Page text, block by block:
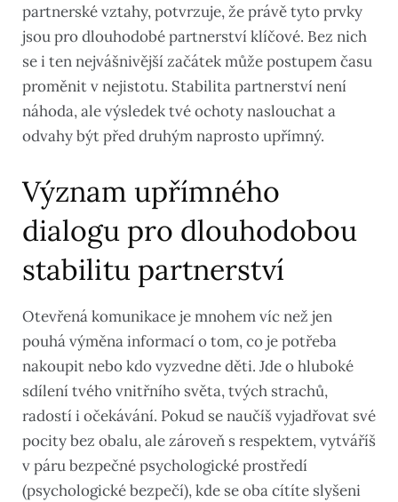
partnerské vztahy, potvrzuje, že právě tyto prvky
jsou pro dlouhodobé partnerství klíčové. Bez nich
se i ten nejvášnivější začátek může postupem času
proměnit v nejistotu. Stabilita partnerství není
náhoda, ale výsledek tvé ochoty naslouchat a
odvahy být před druhým naprosto upřímný.
Význam upřímného
dialogu pro dlouhodobou
stabilitu partnerství
Otevřená komunikace je mnohem víc než jen
pouhá výměna informací o tom, co je potřeba
nakoupit nebo kdo vyzvedne děti. Jde o hluboké
sdílení tvého vnitřního světa, tvých strachů,
radostí i očekávání. Pokud se naučíš vyjadřovat své
pocity bez obalu, ale zároveň s respektem, vytváříš
v páru bezpečné psychologické prostředí
(psychologické bezpečí), kde se oba cítíte slyšeni